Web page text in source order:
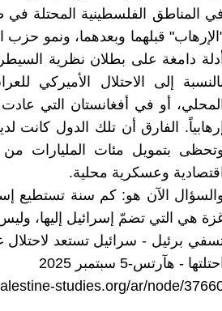
المناطق الفلسطينية المحتلة
أدلة دامغة على بطلان نظرية
إلى الاحتلال الأميركي
المحلي، أو في أفغانستان التي
إرهابياً. الفارق أن تلك الدول كانت
بتمويل مئات المليارات من
اقتصادية وعسكرية محلية.
الآن هو: كم سنة تستطيع
هي التي تضمّ إسرائيل إليها،
برئيل - سرائيل تستعد
احتلتها - هآرتس-5 سبتمبر 2025
studies.org/ar/node/